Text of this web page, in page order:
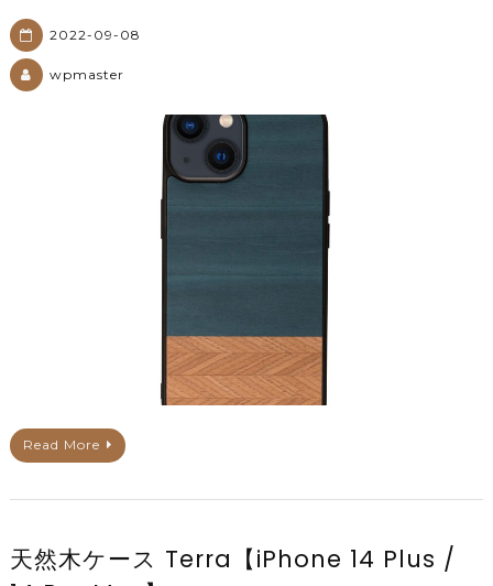
2022-09-08
wpmaster
Read More
天然木ケース Terra【iPhone 14 Plus /